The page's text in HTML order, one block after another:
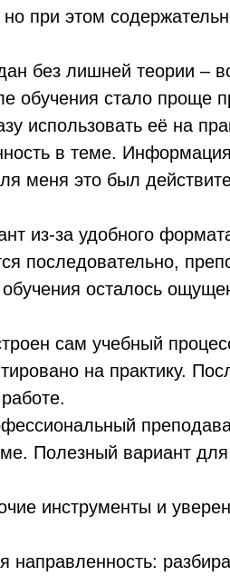
при этом
без лишней теории –
обучения стало проще
использовать её на
в теме.
меня это был
из-за удобного
последовательно,
осталось
сам учебный
на практику.
Полезный вариант
инструменты и